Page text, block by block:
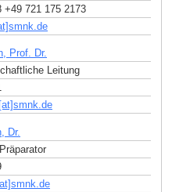
+49 721 175 2173
de
Prof. Dr.
Leitung
.de
Dr.
.de